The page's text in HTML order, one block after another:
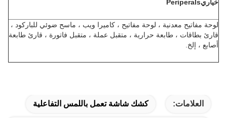
خياريPeriperals
لوحة مفاتيح معدنية ، لوحة مفاتيح ، كاميرا ويب ، ماسح ضوئي للباركود ،
قارئ بطاقات ، طابعة حرارية ، متقبل عملة ، متقبل فاتورة ، قارئ طابعة
أصابع ، إلخ.
العلامات: كشك شاشة تعمل باللمس التفاعلية